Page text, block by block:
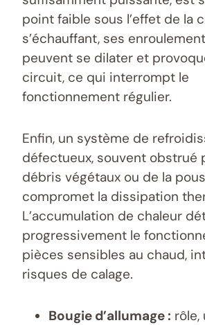
point faible sous l’effet de la
s’échauffant, ses
peuvent se dilater et
circuit, ce qui interrompt le
fonctionnement régulier.
Enfin, un système de
défectueux, souvent obstrué
débris végétaux ou de la
compromet la dissipation
L’accumulation de chaleur
progressivement le
pièces sensibles au chaud,
risques de calage.
Bougie d’allumage : rôle,